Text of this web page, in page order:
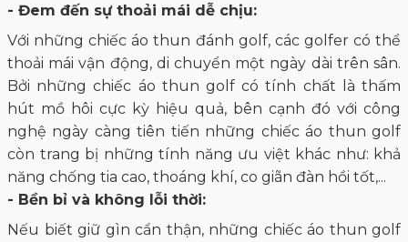
- Đem đến sự thoải mái dễ chịu:
Với những chiếc áo thun đánh golf, các golfer có thể
thoải mái vận động, di chuyển một ngày dài trên sân.
Bởi những chiếc áo thun golf có tính chất là thấm
hút mồ hôi cực kỳ hiệu quả, bên cạnh đó với công
nghệ ngày càng tiên tiến những chiếc áo thun golf
còn trang bị những tính năng ưu việt khác như: khả
năng chống tia cao, thoáng khí, co giãn đàn hồi tốt,...
- Bền bỉ và không lỗi thời:
Nếu biết giữ gìn cẩn thận, những chiếc áo thun golf